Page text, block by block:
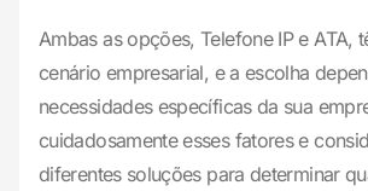
Ambas as opções, Telefone IP e ATA,
cenário empresarial, e a escolha
necessidades específicas da sua
cuidadosamente esses fatores e
diferentes soluções para determinar